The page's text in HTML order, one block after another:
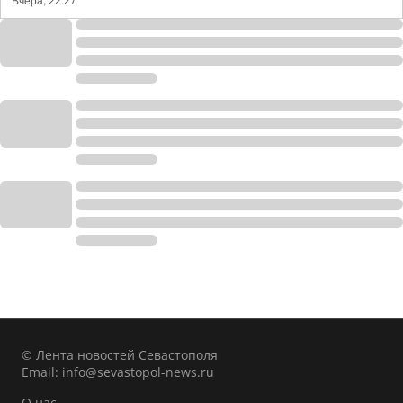
© Лента новостей Севастополя
Email: info@sevastopol-news.ru